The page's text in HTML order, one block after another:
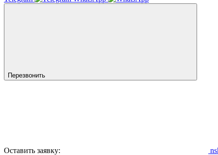
Перезвонить
Оставить заявку: